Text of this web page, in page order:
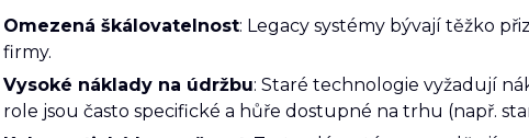
Omezená škálovatelnost: Legacy systémy bývají těžko
firmy.
Vysoké náklady na údržbu: Staré technologie vyžadují
role jsou často specifické a hůře dostupné na trhu (např.